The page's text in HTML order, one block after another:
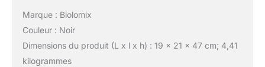
Marque : Biolomix
Couleur : Noir
Dimensions du produit (L x l x h) : 19 x 21 x 47 cm; 4,41
kilogrammes